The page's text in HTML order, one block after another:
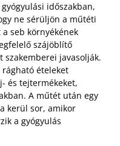
időszakban,
ne sérüljön a műtéti
seb környékének
szájöblítő
szakemberei javasolják.
ételeket
és tejtermékeket,
A műtét után egy
kerül sor, amikor
a gyógyulás